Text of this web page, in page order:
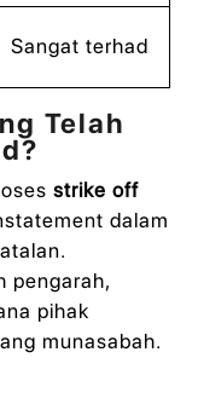
Sangat terhad
Telah
strike off
dalam
pengarah,
pihak
munasabah.